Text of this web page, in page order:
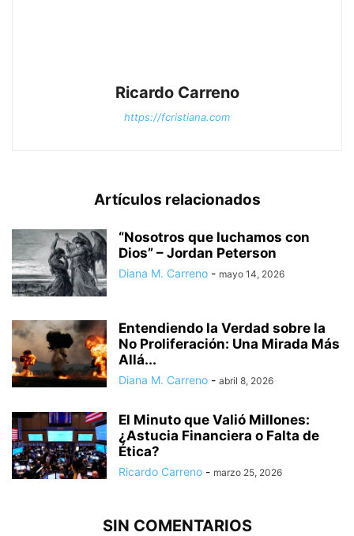
Ricardo Carreno
https://fcristiana.com
Artículos relacionados
“Nosotros que luchamos con
Dios” – Jordan Peterson
Diana M. Carreno - mayo 14, 2026
Entendiendo la Verdad sobre la
No Proliferación: Una Mirada Más
Allá...
Diana M. Carreno - abril 8, 2026
El Minuto que Valió Millones:
¿Astucia Financiera o Falta de
Ética?
Ricardo Carreno - marzo 25, 2026
SIN COMENTARIOS